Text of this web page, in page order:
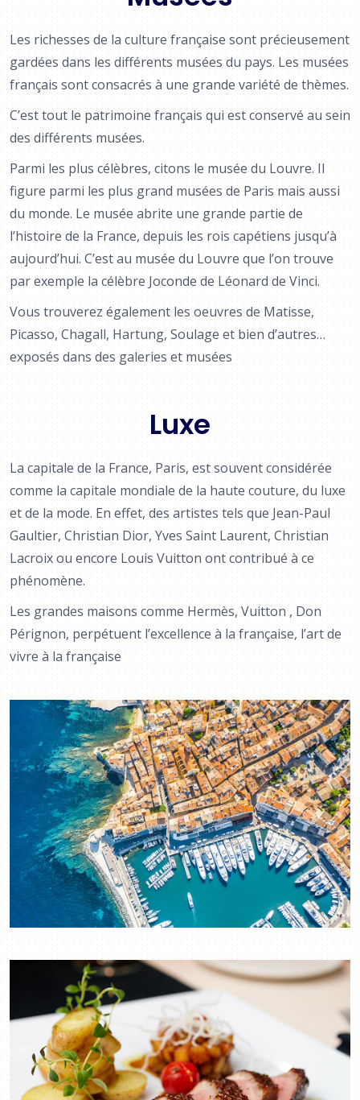
Les richesses de la culture française sont précieusement
gardées dans les différents musées du pays. Les musées
français sont consacrés à une grande variété de thèmes.
C’est tout le patrimoine français qui est conservé au sein
des différents musées.
Parmi les plus célèbres, citons le musée du Louvre. Il
figure parmi les plus grand musées de Paris mais aussi
du monde. Le musée abrite une grande partie de
l’histoire de la France, depuis les rois capétiens jusqu’à
aujourd’hui. C’est au musée du Louvre que l’on trouve
par exemple la célèbre Joconde de Léonard de Vinci.
Vous trouverez également les oeuvres de Matisse,
Picasso, Chagall, Hartung, Soulage et bien d’autres…
exposés dans des galeries et musées
Luxe
La capitale de la France, Paris, est souvent considérée
comme la capitale mondiale de la haute couture, du luxe
et de la mode. En effet, des artistes tels que Jean-Paul
Gaultier, Christian Dior, Yves Saint Laurent, Christian
Lacroix ou encore Louis Vuitton ont contribué à ce
phénomène.
Les grandes maisons comme Hermès, Vuitton , Don
Pérignon, perpétuent l’excellence à la française, l’art de
vivre à la française